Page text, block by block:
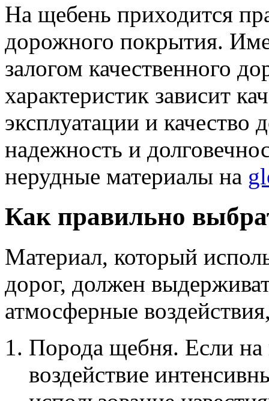
На щебень приходится
дорожного покрытия.
залогом качественного
характеристик зависит
эксплуатации и качество
надежность и
нерудные материалы на
Как правильно
Материал, который
дорог, должен
атмосферные
Порода щебня. Если на
воздействие